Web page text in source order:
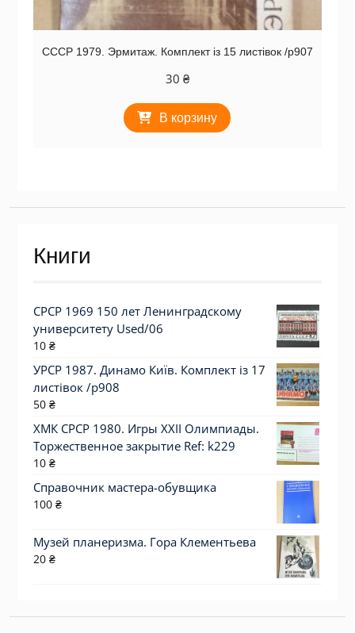
СССР 1979. Эрмитаж. Комплект із 15 листівок /р907
30 ₴
В корзину
Книги
СРСР 1969 150 лет Ленинградскому
университету Used/06
10 ₴
УРСР 1987. Динамо Київ. Комплект із 17
листівок /р908
50 ₴
ХМК СРСР 1980. Игры XXII Олимпиады.
Торжественное закрытие Ref: k229
10 ₴
Справочник мастера-обувщика
100 ₴
Музей планеризма. Гора Клементьева
20 ₴